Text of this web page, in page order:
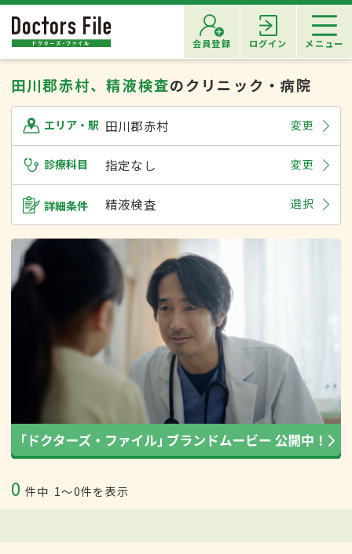
会員登録 ログイン メニュー
田川郡赤村、精液検査のクリニック・病院
エリア・駅 田川郡赤村 変更
診療科目 指定なし 変更
詳細条件 精液検査 選択
0 件中 1〜0件を表示